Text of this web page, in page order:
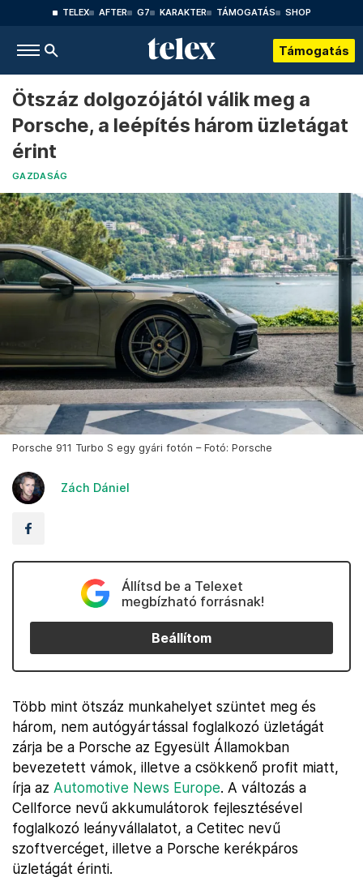
TELEX AFTER G7 KARAKTER TÁMOGATÁS SHOP
Támogatás
Ötszáz dolgozójától válik meg a
Porsche, a leépítés három üzletágat
érint
GAZDASÁG
Porsche 911 Turbo S egy gyári fotón – Fotó: Porsche
Zách Dániel
Állítsd be a Telexet
megbízható forrásnak!
Beállítom
Több mint ötszáz munkahelyet szüntet meg és
három, nem autógyártással foglalkozó üzletágát
zárja be a Porsche az Egyesült Államokban
bevezetett vámok, illetve a csökkenő profit miatt,
írja az Automotive News Europe. A változás a
Cellforce nevű akkumulátorok fejlesztésével
foglalkozó leányvállalatot, a Cetitec nevű
szoftvercéget, illetve a Porsche kerékpáros
üzletágát érinti.